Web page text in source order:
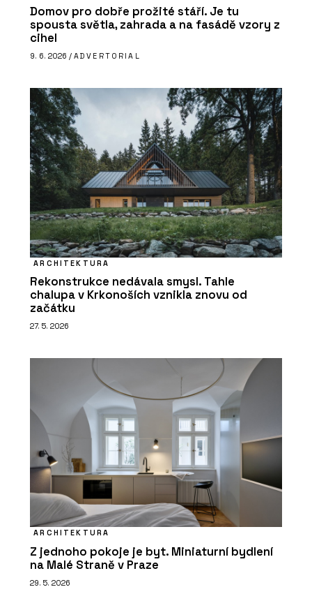
Domov pro dobře prožité stáří. Je tu
spousta světla, zahrada a na fasádě vzory z
cihel
9. 6. 2026 / ADVERTORIAL
ARCHITEKTURA
Rekonstrukce nedávala smysl. Tahle
chalupa v Krkonoších vznikla znovu od
začátku
27. 5. 2026
ARCHITEKTURA
Z jednoho pokoje je byt. Miniaturní bydlení
na Malé Straně v Praze
29. 5. 2026